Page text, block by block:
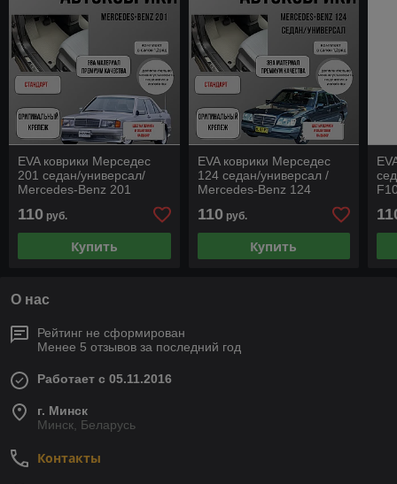
EVA коврики Мерседес
201 седан/универсал/
Mercedes-Benz 201
"Стандарт"
110 руб.
Купить
EVA коврики Мерседес
124 седан/универсал /
Mercedes-Benz 124
"Стандарт"
110руб.
Купить
О нас
Рейтинг не сформирован
Менее 5 отзывов за последний год
Работает с 05.11.2016
г. Минск
Минск, Беларусь
Контакты